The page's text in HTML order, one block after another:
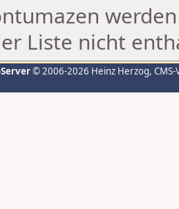
Liste nicht
© 2006-2026 Heinz Herzog,